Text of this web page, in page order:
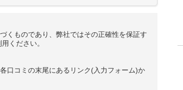
くものであり、弊社ではその正確性を保証す
ください。
口コミの末尾にあるリンク(入力フォーム)か